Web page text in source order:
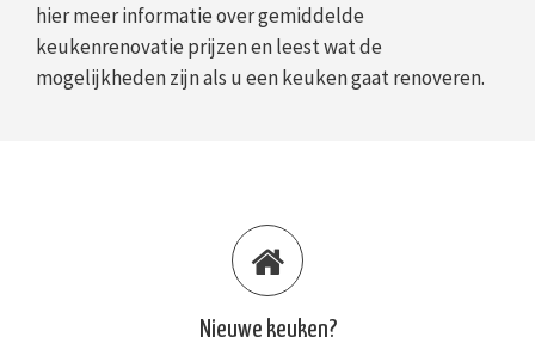
hier meer informatie over gemiddelde
keukenrenovatie prijzen en leest wat de
mogelijkheden zijn als u een keuken gaat renoveren.
Nieuwe keuken?